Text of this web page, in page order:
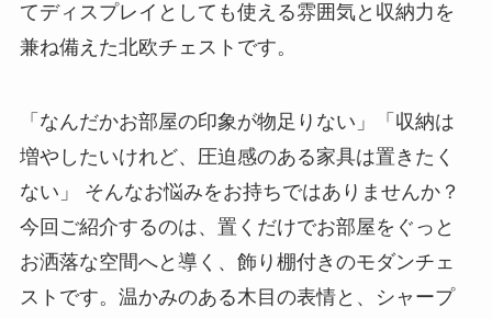
てディスプレイとしても使える雰囲気と収納力を
兼ね備えた北欧チェストです。
「なんだかお部屋の印象が物足りない」「収納は
増やしたいけれど、圧迫感のある家具は置きたく
ない」 そんなお悩みをお持ちではありませんか？
今回ご紹介するのは、置くだけでお部屋をぐっと
お洒落な空間へと導く、飾り棚付きのモダンチェ
ストです。温かみのある木目の表情と、シャープ